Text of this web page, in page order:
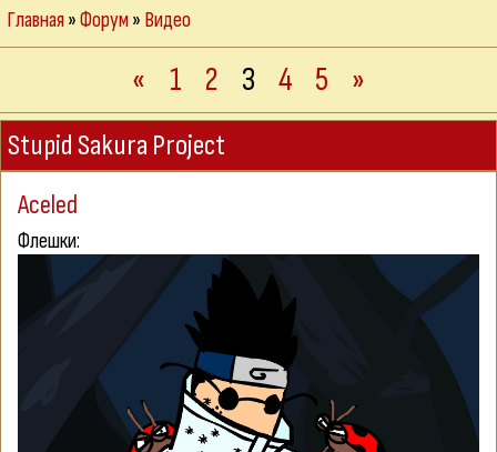
Главная»Форум» Видео
« 1 2 3 4 5 »
Stupid Sakura Project
Aceled
Флешки: